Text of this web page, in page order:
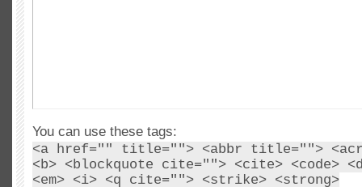
You can use these tags:
<a href="" title=""> <abbr title="">
<b> <blockquote cite=""> <cite> <code>
<em> <i> <q cite=""> <strike> <strong>